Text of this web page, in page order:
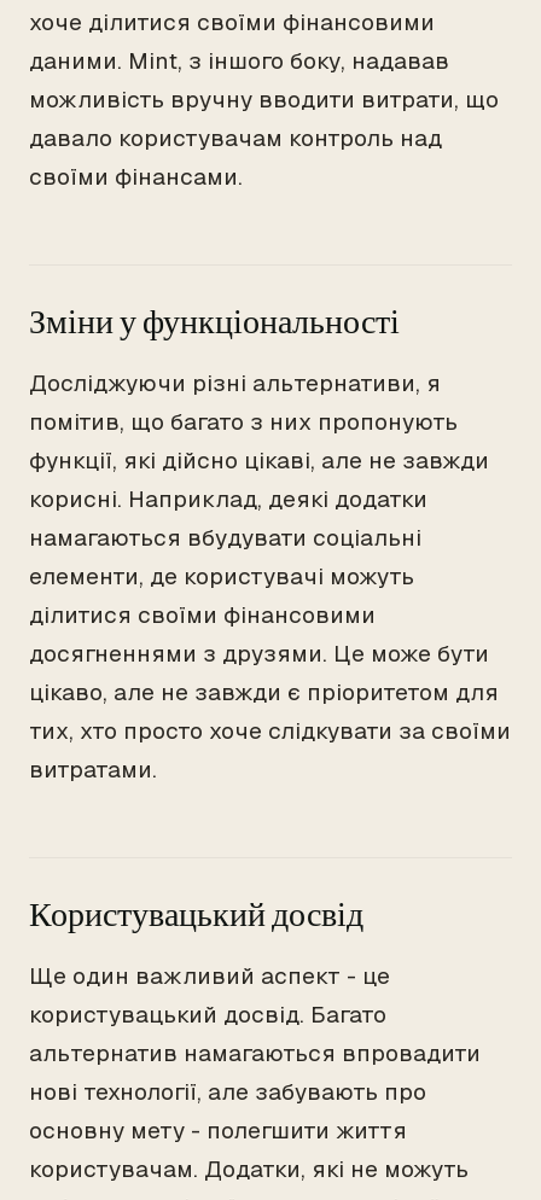
хоче ділитися своїми фінансовими
даними. Mint, з іншого боку, надавав
можливість вручну вводити витрати, що
давало користувачам контроль над
своїми фінансами.
Зміни у функціональності
Досліджуючи різні альтернативи, я
помітив, що багато з них пропонують
функції, які дійсно цікаві, але не завжди
корисні. Наприклад, деякі додатки
намагаються вбудувати соціальні
елементи, де користувачі можуть
ділитися своїми фінансовими
досягненнями з друзями. Це може бути
цікаво, але не завжди є пріоритетом для
тих, хто просто хоче слідкувати за своїми
витратами.
Користувацький досвід
Ще один важливий аспект - це
користувацький досвід. Багато
альтернатив намагаються впровадити
нові технології, але забувають про
основну мету - полегшити життя
користувачам. Додатки, які не можуть